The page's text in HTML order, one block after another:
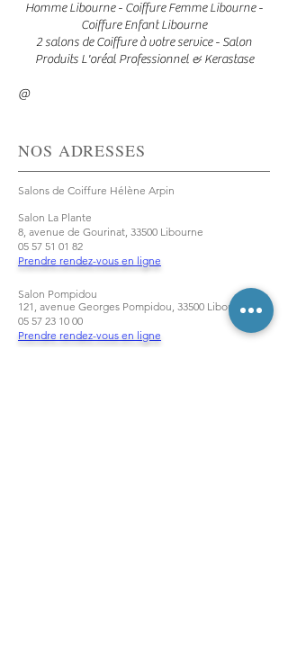
Homme Libourne- Coiffure Femme Libourne-
Coiffure Enfant Libourne
2 salons de Coiffure à votre service- Salon
Produits L'oréal Professionnel & Kerastase
@
NOS ADRESSES
Salons de Coiffure Hélène Arpin
Salon La Plante
8, avenue de Gourinat, 33500 Libourne
05 57 51 01 82
Prendre rendez-vous en ligne
Salon Pompidou
121, avenue Georges Pompidou, 33500 Libourne
05 57 23 10 00
Prendre rendez-vous en ligne